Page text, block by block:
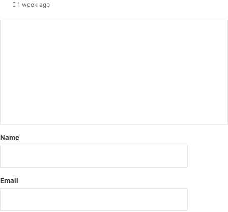
1 week ago
Name
Email